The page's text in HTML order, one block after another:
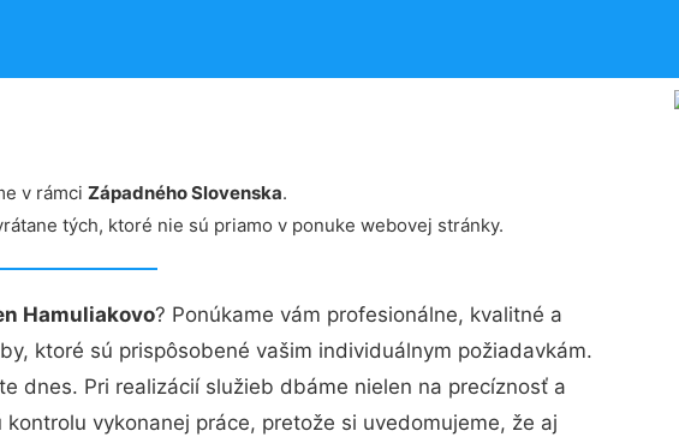
v rámci Západného Slovenska.
tých, ktoré nie sú priamo v ponuke webovej stránky.
Hamuliakovo? Ponúkame vám profesionálne, kvalitné a
ktoré sú prispôsobené vašim individuálnym požiadavkám.
dnes. Pri realizácií služieb dbáme nielen na precíznosť a
vykonanej práce, pretože si uvedomujeme, že aj